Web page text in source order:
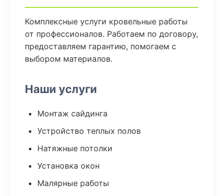
Комплексные услуги кровельные работы
от профессионалов. Работаем по договору,
предоставляем гарантию, помогаем с
выбором материалов.
Наши услуги
Монтаж сайдинга
Устройство теплых полов
Натяжные потолки
Установка окон
Малярные работы